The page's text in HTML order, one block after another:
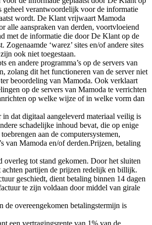
geheel verantwoordelijk voor de informatie
wordt. De Klant vrijwaart Mamoda
alle aanspraken van derden, voortvloeiend
met de informatie die door De Klant op de
Zogenaamde ‘warez’ sites en/of andere sites
ook niet toegestaan.
en andere programma’s op de servers van
zolang dit het functioneren van de server niet
beoordeling van Mamoda. Ook verklaart
op de servers van Mamoda te verrichten
op welke wijze of in welke vorm dan
dat digitaal aangeleverd materiaal veilig is
schadelijke inhoud bevat, die op enige
aan de computersystemen,
van Mamoda en/of derden.Prijzen, betaling
overleg tot stand gekomen. Door het sluiten
achten partijen de prijzen redelijk en billijk.
geschiedt, dient betaling binnen 14 dagen
te zijn voldaan door middel van girale
de overeengekomen betalingstermijn is
een vertragingsrente van 1% van de